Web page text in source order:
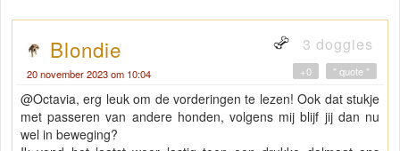
Blondie 3 doggies
20 november 2023 om 10:04 " quote "
+0
@Octavia, erg leuk om de vorderingen te lezen! Ook dat stukje
met passeren van andere honden, volgens mij blijf jij dan nu
wel in beweging?